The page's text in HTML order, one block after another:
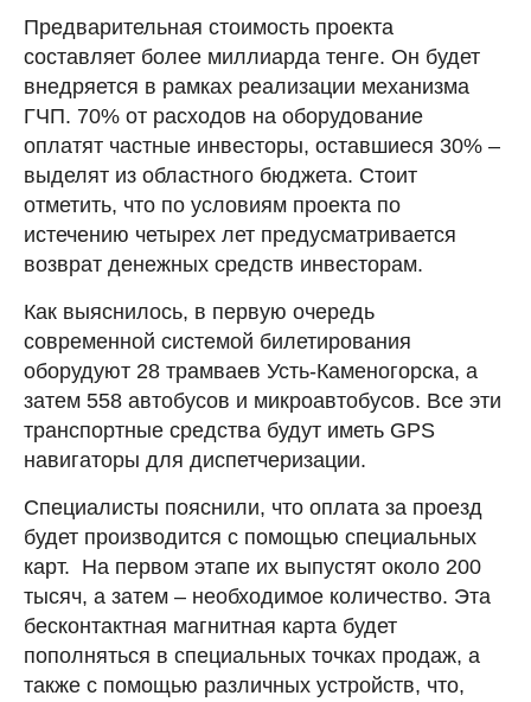
Предварительная стоимость проекта
составляет более миллиарда тенге. Он будет
внедряется в рамках реализации механизма
ГЧП. 70% от расходов на оборудование
оплатят частные инвесторы, оставшиеся 30% –
выделят из областного бюджета. Стоит
отметить, что по условиям проекта по
истечению четырех лет предусматривается
возврат денежных средств инвесторам.
Как выяснилось, в первую очередь
современной системой билетирования
оборудуют 28 трамваев Усть-Каменогорска, а
затем 558 автобусов и микроавтобусов. Все эти
транспортные средства будут иметь GPS
навигаторы для диспетчеризации.
Специалисты пояснили, что оплата за проезд
будет производится с помощью специальных
карт. На первом этапе их выпустят около 200
тысяч, а затем – необходимое количество. Эта
бесконтактная магнитная карта будет
пополняться в специальных точках продаж, а
также с помощью различных устройств, что,